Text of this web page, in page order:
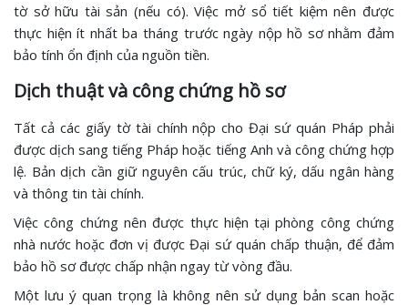
tờ sở hữu tài sản (nếu có). Việc mở sổ tiết kiệm nên được
thực hiện ít nhất ba tháng trước ngày nộp hồ sơ nhằm đảm
bảo tính ổn định của nguồn tiền.
Dịch thuật và công chứng hồ sơ
Tất cả các giấy tờ tài chính nộp cho Đại sứ quán Pháp phải
được dịch sang tiếng Pháp hoặc tiếng Anh và công chứng hợp
lệ. Bản dịch cần giữ nguyên cấu trúc, chữ ký, dấu ngân hàng
và thông tin tài chính.
Việc công chứng nên được thực hiện tại phòng công chứng
nhà nước hoặc đơn vị được Đại sứ quán chấp thuận, để đảm
bảo hồ sơ được chấp nhận ngay từ vòng đầu.
Một lưu ý quan trọng là không nên sử dụng bản scan hoặc